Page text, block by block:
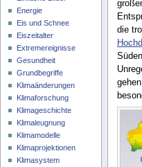
die
Energie
Eis und Schnee
Eiszeitalter
Extremereignisse
Gesundheit
Grundbegriffe
Klimaänderungen
Klimaforschung
Klimageschichte
Klimaleugnung
Klimamodelle
Klimaprojektionen
Klimasystem